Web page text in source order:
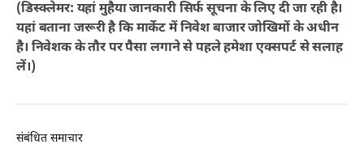
(डिस्क्लेमर: यहां मुहैया जानकारी सिर्फ सूचना के लिए दी जा रही है।
यहां बताना जरूरी है कि मार्केट में निवेश बाजार जोखिमों के अधीन
है। निवेशक के तौर पर पैसा लगाने से पहले हमेशा एक्सपर्ट से सलाह
लें।)
संबंधित समाचार